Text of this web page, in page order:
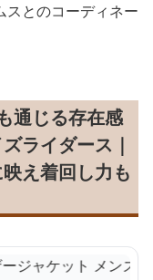
スとのコーディネー
通じる存在感
ライダース｜
え着回し力も